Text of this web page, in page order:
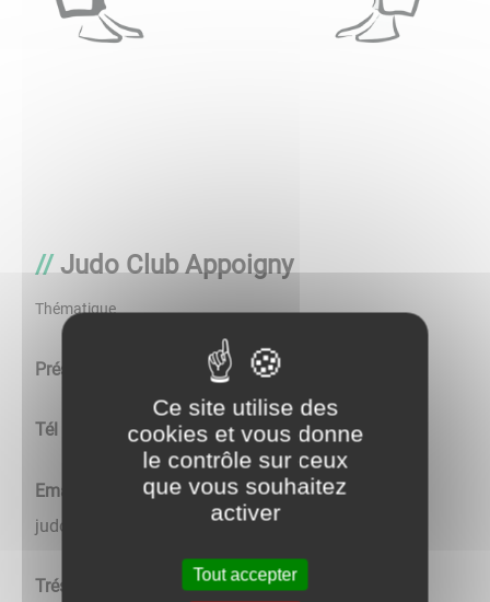
Judo Club Appoigny
Thématique
Président : Marina GARNAULT
Tél : 06 32 11 07 68
Email :
marina.garnault@gmail.com /
judoclubappoigny@gmail.com
Trésorière : Sabrina BOUSSARD
Ce site utilise des
cookies et vous donne
le contrôle sur ceux
que vous souhaitez
activer
Tout accepter